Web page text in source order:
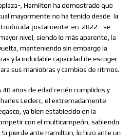
, Hamilton ha demostrado que
mayormente no ha tenido desde la
justamente en 2022- se
nivel, siendo lo más aparente, la
manteniendo sin embargo la
y la indudable capacidad de escoger
sus maniobras y cambios de ritmos.
años de edad recién cumplidos y
Leclerc, el extremadamente
ya bien establecido en la
con el multicampeón, sabiendo
pierde ante Hamilton, lo hizo ante un